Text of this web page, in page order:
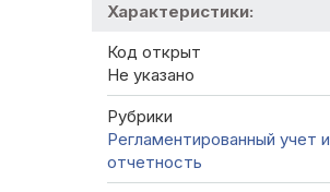
Характеристики:
Код открыт
Не указано
Рубрики
Регламентированный учет и
отчетность